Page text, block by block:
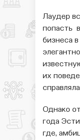
Лаудер
попасть
бизнеса
их
Однако
года
где,